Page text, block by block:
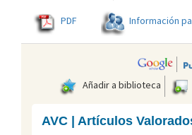
PDF Información
Añadir a biblioteca
AVC | Artículos